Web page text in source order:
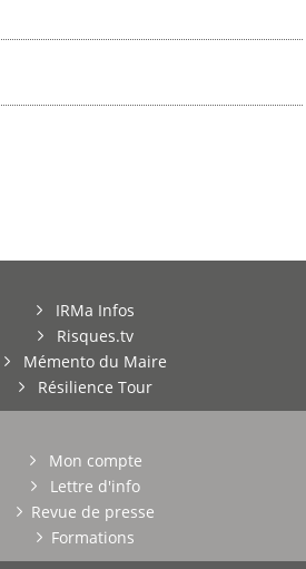
IRMa Infos
Risques.tv
Mémento du Maire
Résilience Tour
Mon compte
Lettre d'info
Revue de presse
Formations